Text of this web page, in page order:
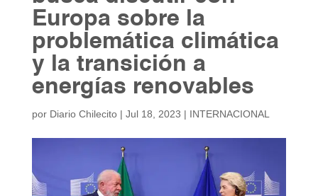
Europa sobre la
problemática climática
y la transición a
energías renovables
por Diario Chilecito| Jul 18, 2023 | INTERNACIONAL